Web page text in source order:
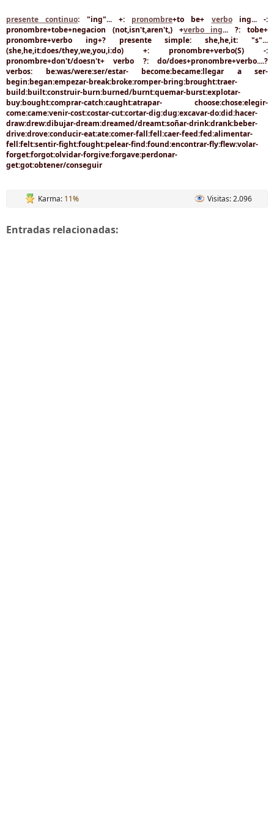
presente continuo: "ing"... +: pronombre+to be+ verboing... -:
pronombre+tobe+negacion (not,isn't,aren't,) +verbo ing... ?: tobe+
pronombre+verbo ing+? presente simple: she,he,it: "s"...
(she,he,it:does/they,we,you,i:do) +: pronombre+verbo(S) -:
pronombre+don't/doesn't+ verbo ?: do/does+pronombre+verbo....?
verbos: be:was/were:ser/estar- become:became:llegar a ser-
begin:began:empezar-break:broke:romper-bring:brought:traer-
build:built:construir-burn:burned/burnt:quemar-burst:explotar-
buy:bought:comprar-catch:caught:atrapar- choose:chose:elegir-
come:came:venir-cost:costar-cut:cortar-dig:dug:excavar-do:did:hacer-
draw:drew:dibujar-dream:dreamed/dreamt:soñar-drink:drank:beber-
drive:drove:conducir-eat:ate:comer-fall:fell:caer-feed:fed:alimentar-
fell:felt:sentir-fight:fought:pelear-find:found:encontrar-fly:flew:volar-
forget:forgot:olvidar-forgive:forgave:perdonar-
get:got:obtener/conseguir
Karma: 11% Visitas: 2.096
Entradas relacionadas: